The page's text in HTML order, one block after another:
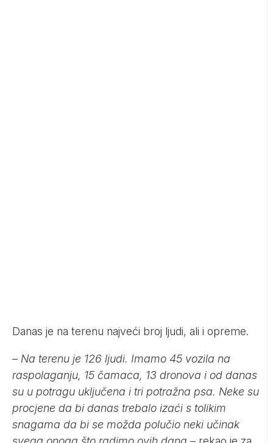
Danas je na terenu najveći broj ljudi, ali i opreme.
– Na terenu je 126 ljudi. Imamo 45 vozila na
raspolaganju, 15 čamaca, 13 dronova i od danas
su u potragu uključena i tri potražna psa. Neke su
procjene da bi danas trebalo izaći s tolikim
snagama da bi se možda polučio neki učinak